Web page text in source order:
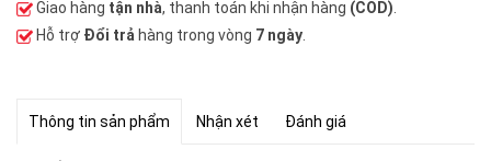
Giao hàng tận nhà, thanh toán khi nhận hàng (COD).
Hỗ trợ Đổi trả hàng trong vòng 7 ngày
Thông tin sản phẩm Nhận xét Đánh giá